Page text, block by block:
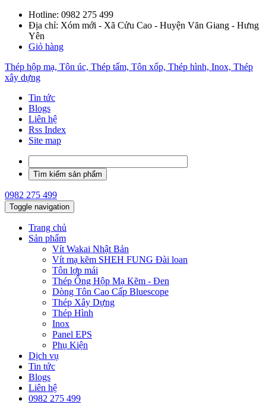
Hotline: 0982 275 499
Địa chỉ: Xóm mới - Xã Cửu Cao - Huyện Văn Giang - Hưng
Yên
Giỏ hàng
Thép hộp mạ, Tôn úc, Thép tấm, Tôn xốp, Thép hình, Inox, Thép
xây dựng
Tin tức
Blogs
Liên hệ
Rss Index
Site map
0982 275 499
Toggle navigation
Trang chủ
Sản phẩm
Vít Wakai Nhật Bản
Vít mạ kẽm SHEH FUNG Đài loan
Tôn lợp mái
Thép Ống Hộp Mạ Kẽm - Đen
Dòng Tôn Cao Cấp Bluescope
Thép Xây Dựng
Thép Hình
Inox
Panel EPS
Phụ Kiện
Dịch vụ
Tin tức
Blogs
Liên hệ
0982 275 499